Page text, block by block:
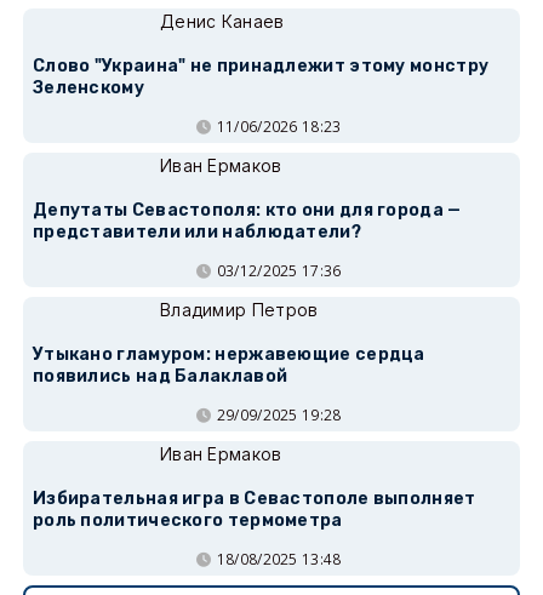
Денис Канаев
Слово "Украина" не принадлежит этому монстру
Зеленскому
11/06/2026 18:23
Иван Ермаков
Депутаты Севастополя: кто они для города —
представители или наблюдатели?
03/12/2025 17:36
Владимир Петров
Утыкано гламуром: нержавеющие сердца
появились над Балаклавой
29/09/2025 19:28
Иван Ермаков
Избирательная игра в Севастополе выполняет
роль политического термометра
18/08/2025 13:48